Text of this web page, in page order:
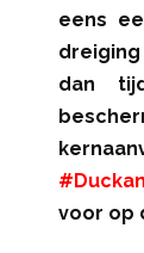
eens
dan
voor op